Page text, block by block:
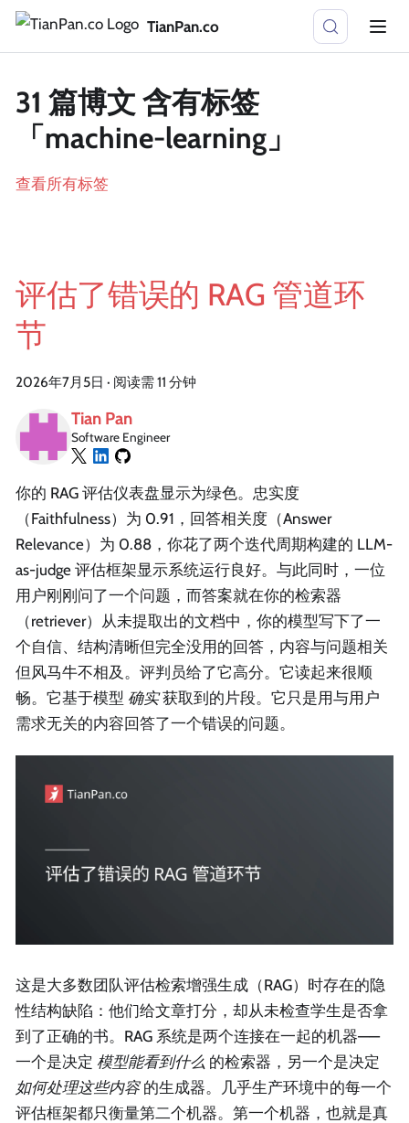
TianPan.co
31 篇博文 含有标签
「machine-learning」
查看所有标签
评估了错误的 RAG 管道环
节
2026年7月5日 · 阅读需 11 分钟
Tian Pan
Software Engineer
你的 RAG 评估仪表盘显示为绿色。忠实度
（Faithfulness）为 0.91，回答相关度（Answer
Relevance）为 0.88，你花了两个迭代周期构建的 LLM-
as-judge 评估框架显示系统运行良好。与此同时，一位
用户刚刚问了一个问题，而答案就在你的检索器
（retriever）从未提取出的文档中，你的模型写下了一
个自信、结构清晰但完全没用的回答，内容与问题相关
但风马牛不相及。评判员给了它高分。它读起来很顺
畅。它基于模型 确实获取到的片段。它只是用与用户
需求无关的内容回答了一个错误的问题。
这是大多数团队评估检索增强生成（RAG）时存在的隐
性结构缺陷：他们给文章打分，却从未检查学生是否拿
到了正确的书。RAG 系统是两个连接在一起的机器——
一个是决定 模型能看到什么 的检索器，另一个是决定
如何处理这些内容的生成器。几乎生产环境中的每一个
评估框架都只衡量第二个机器。第一个机器，也就是真